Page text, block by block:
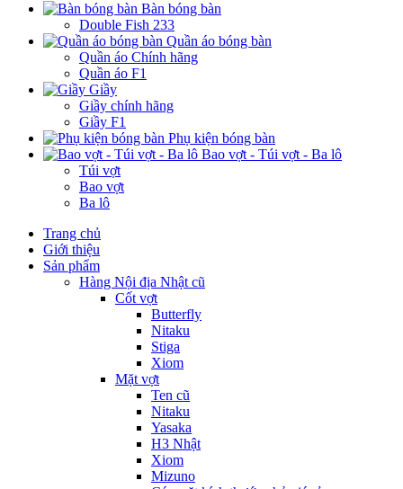
Bàn bóng bàn
Double Fish 233
Quần áo bóng bàn
Quần áo Chính hãng
Quần áo F1
Giầy
Giầy chính hãng
Giầy F1
Phụ kiện bóng bàn
Bao vợt - Túi vợt - Ba lô
Túi vợt
Bao vợt
Ba lô
Trang chủ
Giới thiệu
Sản phẩm
Hàng Nội địa Nhật cũ
Cốt vợt
Butterfly
Nitaku
Stiga
Xiom
Mặt vợt
Ten cũ
Nitaku
Yasaka
H3 Nhật
Xiom
Mizuno